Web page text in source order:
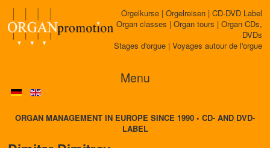
Orgelkurse | Orgelreisen | CD-DVD Label
Organ classes | Organ tours | Organ CDs,
DVDs
Stages d'orgue | Voyages autour de l'orgue
Menu
ORGAN MANAGEMENT IN EUROPE SINCE 1990 • CD- AND DVD-
LABEL